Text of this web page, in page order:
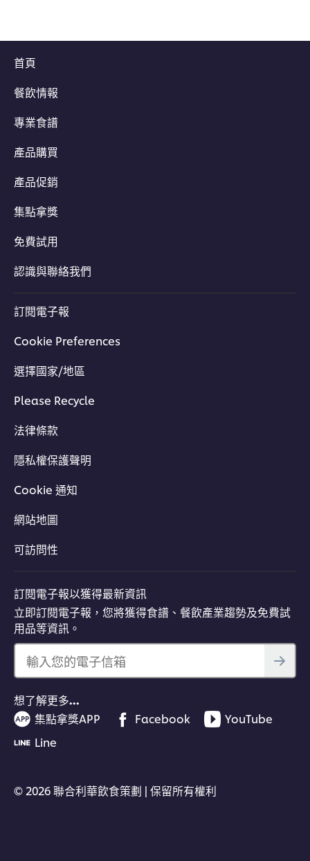
首頁
餐飲情報
專業食譜
產品購買
產品促銷
集點拿獎
免費試用
認識與聯絡我們
訂閱電子報
Cookie Preferences
選擇國家/地區
Please Recycle
法律條款
隱私權保護聲明
Cookie 通知
網站地圖
可訪問性
訂閱電子報以獲得最新資訊
立即訂閱電子報，您將獲得食譜、餐飲產業趨勢及免費試
用品等資訊。
輸入您的電子信箱
想了解更多…
集點拿獎APP
Facebook
YouTube
Line
© 2026 聯合利華飲食策劃 | 保留所有權利